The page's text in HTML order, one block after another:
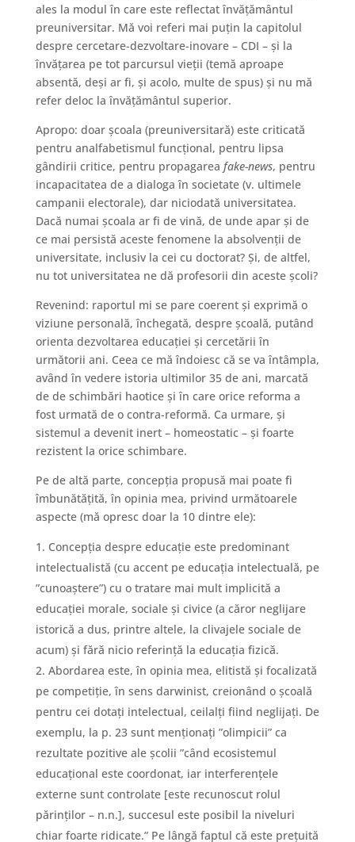
ales la modul în care este reflectat învățământul
preuniversitar. Mă voi referi mai puțin la capitolul
despre cercetare-dezvoltare-inovare – CDI – și la
învățarea pe tot parcursul vieții (temă aproape
absentă, deși ar fi, și acolo, multe de spus) și nu mă
refer deloc la învățământul superior.
Apropo: doar școala (preuniversitară) este criticată
pentru analfabetismul funcțional, pentru lipsa
gândirii critice, pentru propagarea fake-news, pentru
incapacitatea de a dialoga în societate (v. ultimele
campanii electorale), dar niciodată universitatea.
Dacă numai școala ar fi de vină, de unde apar și de
ce mai persistă aceste fenomene la absolvenții de
universitate, inclusiv la cei cu doctorat? Și, de altfel,
nu tot universitatea ne dă profesorii din aceste școli?
Revenind: raportul mi se pare coerent și exprimă o
viziune personală, închegată, despre școală, putând
orienta dezvoltarea educației și cercetării în
următorii ani. Ceea ce mă îndoiesc că se va întâmpla,
având în vedere istoria ultimilor 35 de ani, marcată
de de schimbări haotice și în care orice reforma a
fost urmată de o contra-reformă. Ca urmare, și
sistemul a devenit inert – homeostatic – și foarte
rezistent la orice schimbare.
Pe de altă parte, concepția propusă mai poate fi
îmbunătățită, în opinia mea, privind următoarele
aspecte (mă opresc doar la 10 dintre ele):
Concepția despre educație este predominant
intelectualistă (cu accent pe educația intelectuală, pe
”cunoaștere”) cu o tratare mai mult implicită a
educației morale, sociale și civice (a căror neglijare
istorică a dus, printre altele, la clivajele sociale de
acum) și fără nicio referință la educația fizică.
Abordarea este, în opinia mea, elitistă și focalizată
pe competiție, în sens darwinist, creionând o școală
pentru cei dotați intelectual, ceilalți fiind neglijați. De
exemplu, la p. 23 sunt menționați ”olimpicii” ca
rezultate pozitive ale școlii ”când ecosistemul
educațional este coordonat, iar interferențele
externe sunt controlate [este recunoscut rolul
părinților – n.n.], succesul este posibil la niveluri
chiar foarte ridicate.” Pe lângă faptul că este prețuită